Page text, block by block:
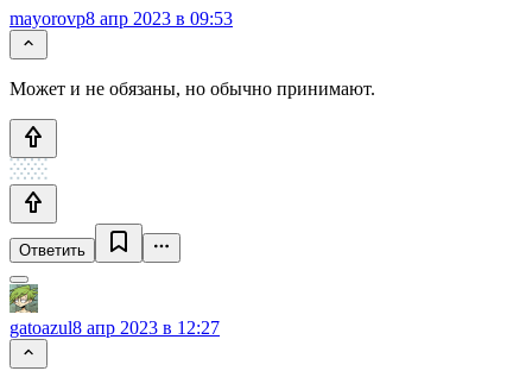
mayorovp8 апр 2023 в 09:53
Может и не обязаны, но обычно принимают.
Ответить
gatoazul8 апр 2023 в 12:27